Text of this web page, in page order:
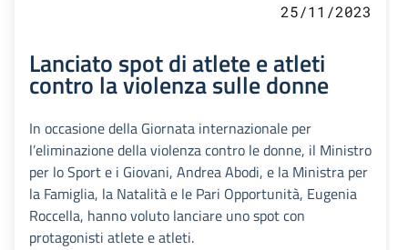
25/11/2023
Lanciato spot di atlete e atleti
contro la violenza sulle donne
In occasione della Giornata internazionale per
l’eliminazione della violenza contro le donne, il Ministro
per lo Sport e i Giovani, Andrea Abodi, e la Ministra per
la Famiglia, la Natalità e le Pari Opportunità, Eugenia
Roccella, hanno voluto lanciare uno spot con
protagonisti atlete e atleti.